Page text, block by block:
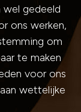
wel gedeeld
ons werken,
om
te maken
voor ons
wettelijke